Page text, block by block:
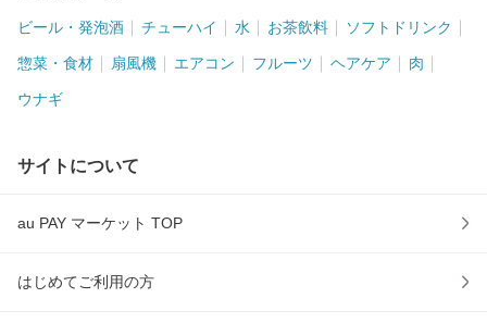
ビール・発泡酒 チューハイ 水 お茶飲料 ソフトドリンク
惣菜・食材 扇風機 エアコン フルーツ ヘアケア 肉
ウナギ
サイトについて
au PAY マーケット TOP
はじめてご利用の方